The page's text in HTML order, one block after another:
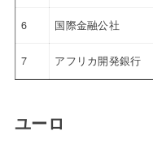
6 国際金融公社
7 アフリカ開発銀行
ユーロ